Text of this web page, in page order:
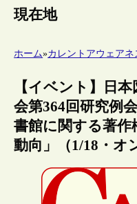
現在地
ホーム»カレントアウェアネ
【イベント】日
会第364回研究例
書館に関する著作
動向」（1/18・オ